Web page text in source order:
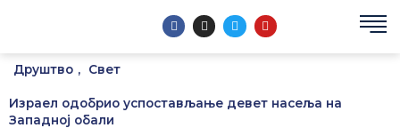
F
a
e
k
I
n
t
a
T
w
t
Y
o
t
Друштво , Свет
Израел одобрио успостављање девет насеља на
Западној обали